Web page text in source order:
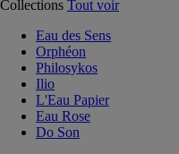
Collections Tout voir
Eau des Sens
Orphéon
Philosykos
Ilio
L'Eau Papier
Eau Rose
Do Son